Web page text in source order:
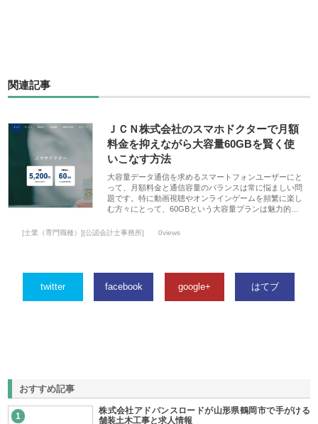
関連記事
ＪＣＮ株式会社のスマホドクターで月額
料金を抑えながら大容量60GBを賢く使
いこなす方法
大容量データ通信を求めるスマートフォンユーザーにと
って、月額料金と通信容量のバランスは常に悩ましい問
題です。特に動画視聴やオンラインゲームを頻繁に楽し
む方々にとって、60GBという大容量プランは魅力的…
[士業（専門職種）][公認会計士事務所] 0views
twitter facebook google+ はてブ
おすすめ記事
1
株式会社アドバンスロードが山形県鶴岡市で手がける
舗装土木工事と求人情報